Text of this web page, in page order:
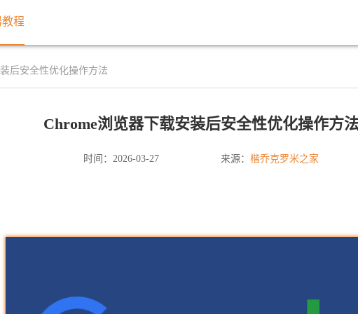
程
后安全性优化操作方法
Chrome浏览器下载安装后安全性优化操作方
时间：2026-03-27 来源： 楷乔克罗米之家